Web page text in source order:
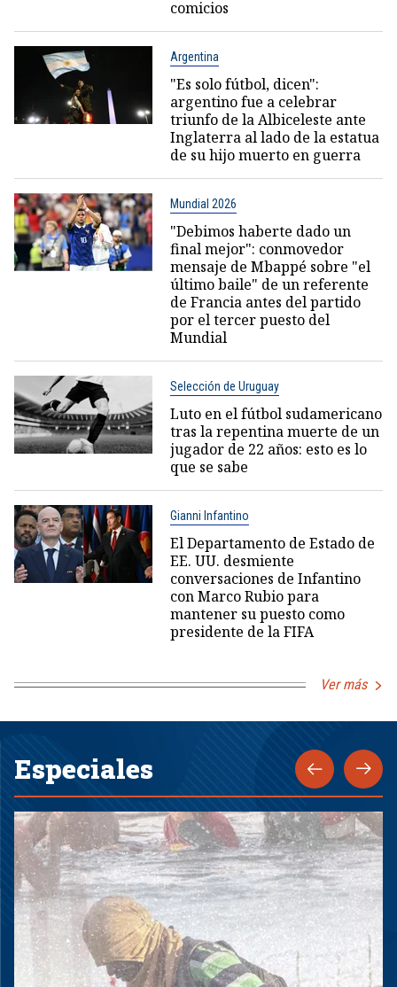
comicios
Argentina
"Es solo fútbol, dicen":
argentino fue a celebrar
triunfo de la Albiceleste ante
Inglaterra al lado de la estatua
de su hijo muerto en guerra
Mundial 2026
"Debimos haberte dado un
final mejor": conmovedor
mensaje de Mbappé sobre "el
último baile" de un referente
de Francia antes del partido
por el tercer puesto del
Mundial
Selección de Uruguay
Luto en el fútbol sudamericano
tras la repentina muerte de un
jugador de 22 años: esto es lo
que se sabe
Gianni Infantino
El Departamento de Estado de
EE. UU. desmiente
conversaciones de Infantino
con Marco Rubio para
mantener su puesto como
presidente de la FIFA
Ver más
Especiales